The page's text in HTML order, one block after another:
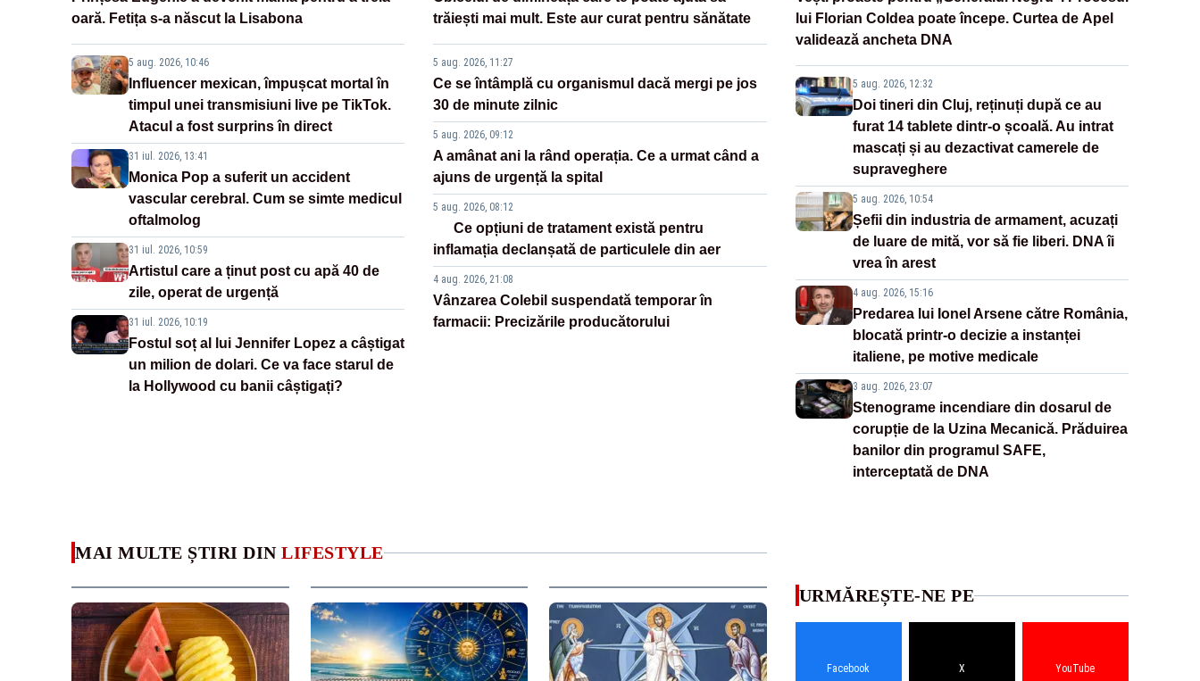
oară. Fetița s-a născut la Lisabona
5 aug. 2026, 10:46
Influencer mexican, împușcat mortal în
timpul unei transmisiuni live pe TikTok.
Atacul a fost surprins în direct
31 iul. 2026, 13:41
Monica Pop a suferit un accident
vascular cerebral. Cum se simte medicul
oftalmolog
31 iul. 2026, 10:59
Artistul care a ținut post cu apă 40 de
zile, operat de urgență
31 iul. 2026, 10:19
Fostul soț al lui Jennifer Lopez a câștigat
un milion de dolari. Ce va face starul de
la Hollywood cu banii câștigați?
trăiești mai mult. Este aur curat pentru sănătate
5 aug. 2026, 11:27
Ce se întâmplă cu organismul dacă mergi pe jos
30 de minute zilnic
5 aug. 2026, 09:12
A amânat ani la rând operația. Ce a urmat când a
ajuns de urgență la spital
5 aug. 2026, 08:12
Ce opțiuni de tratament există pentru
inflamația declanșată de particulele din aer
4 aug. 2026, 21:08
Vânzarea Colebil suspendată temporar în
farmacii: Precizările producătorului
lui Florian Coldea poate începe. Curtea de Apel
validează ancheta DNA
5 aug. 2026, 12:32
Doi tineri din Cluj, reținuți după ce au
furat 14 tablete dintr-o școală. Au intrat
mascați și au dezactivat camerele de
supraveghere
5 aug. 2026, 10:54
Șefii din industria de armament, acuzați
de luare de mită, vor să fie liberi. DNA îi
vrea în arest
4 aug. 2026, 15:16
Predarea lui Ionel Arsene către România,
blocată printr-o decizie a instanței
italiene, pe motive medicale
3 aug. 2026, 23:07
Stenograme incendiare din dosarul de
corupție de la Uzina Mecanică. Prăduirea
banilor din programul SAFE,
interceptată de DNA
MAI MULTE ȘTIRI DIN LIFESTYLE
URMĂREȘTE-NE PE
Facebook X YouTube